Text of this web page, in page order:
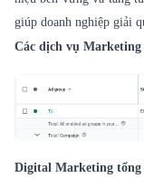
giúp doanh nghiệp giải
Các dịch vụ Marketing
Digital Marketing tổng